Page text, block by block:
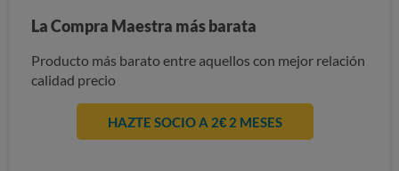
La Compra Maestra más barata
Producto más barato entre aquellos con mejor relación
calidad precio
HAZTE SOCIO A 2€ 2 MESES